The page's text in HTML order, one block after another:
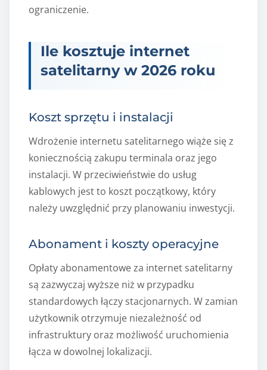
ograniczenie.
Ile kosztuje internet
satelitarny w 2026 roku
Koszt sprzętu i instalacji
Wdrożenie internetu satelitarnego wiąże się z
koniecznością zakupu terminala oraz jego
instalacji. W przeciwieństwie do usług
kablowych jest to koszt początkowy, który
należy uwzględnić przy planowaniu inwestycji.
Abonament i koszty operacyjne
Opłaty abonamentowe za internet satelitarny
są zazwyczaj wyższe niż w przypadku
standardowych łączy stacjonarnych. W zamian
użytkownik otrzymuje niezależność od
infrastruktury oraz możliwość uruchomienia
łącza w dowolnej lokalizacji.